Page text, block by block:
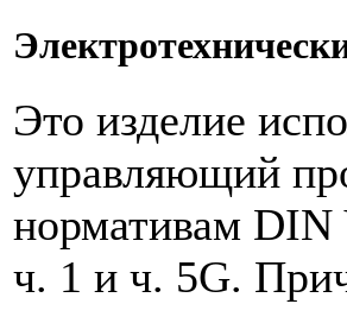
Это изделие
управляющий
нормативам
ч. 1 и ч. 5G.